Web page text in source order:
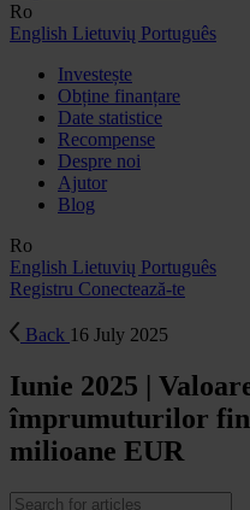
Ro
English Lietuvių Português
Investește
Obține finanțare
Date statistice
Recompense
Despre noi
Ajutor
Blog
Ro
English Lietuvių Português
Registru Conectează-te
Back 16 July 2025
Iunie 2025 |
împrumuturilor
milioane EUR